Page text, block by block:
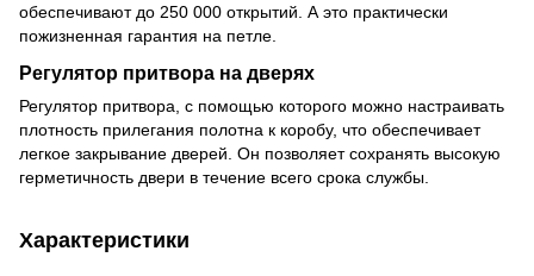
обеспечивают до 250 000 открытий. А это практически
пожизненная гарантия на петле.
Регулятор притвора на дверях
Регулятор притвора, с помощью которого можно настраивать
плотность прилегания полотна к коробу, что обеспечивает
легкое закрывание дверей. Он позволяет сохранять высокую
герметичность двери в течение всего срока службы.
Характеристики